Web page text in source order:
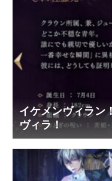
イケメンヴィラン
ヴィラ！